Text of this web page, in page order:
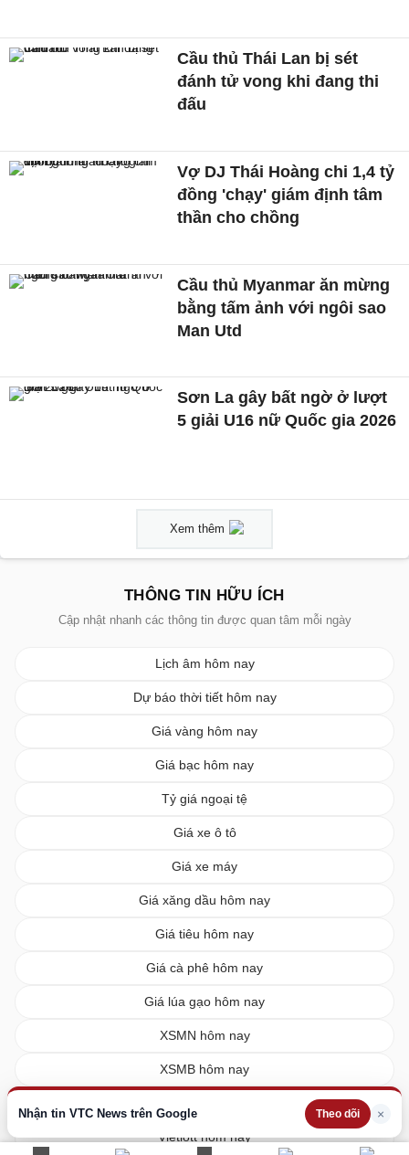
Nhận tin VTC News trên Google Theo dõi ×
Cầu thủ Thái Lan bị sét
đánh tử vong khi đang thi
đấu
Vợ DJ Thái Hoàng chi 1,4 tỷ
đồng 'chạy' giám định tâm
thần cho chồng
Cầu thủ Myanmar ăn mừng
bằng tấm ảnh với ngôi sao
Man Utd
Sơn La gây bất ngờ ở lượt
5 giải U16 nữ Quốc gia 2026
Xem thêm
THÔNG TIN HỮU ÍCH
Cập nhật nhanh các thông tin được quan tâm mỗi ngày
Lịch âm hôm nay
Dự báo thời tiết hôm nay
Giá vàng hôm nay
Giá bạc hôm nay
Tỷ giá ngoại tệ
Giá xe ô tô
Giá xe máy
Giá xăng dầu hôm nay
Giá tiêu hôm nay
Giá cà phê hôm nay
Giá lúa gạo hôm nay
XSMN hôm nay
XSMB hôm nay
Vietlott hôm nay